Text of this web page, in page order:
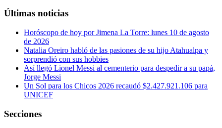
Últimas noticias
Horóscopo de hoy por Jimena La Torre: lunes 10 de agosto
de 2026
Natalia Oreiro habló de las pasiones de su hijo Atahualpa y
sorprendió con sus hobbies
Así llegó Lionel Messi al cementerio para despedir a su papá,
Jorge Messi
Un Sol para los Chicos 2026 recaudó $2.427.921.106 para
UNICEF
Secciones